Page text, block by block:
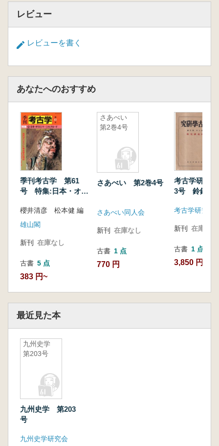
レビュー
レビューを書く
あなたへのおすすめ
季刊考古学 第61
号 特集:日本・オリ
ド
櫻井清彦 松本健 編
雄山閣
新刊 在庫なし
古書 5 点
383 円~
さあべい
第2巻4号
さあべい 第2巻4号
さあべい同人会
新刊 在庫なし
古書 1 点
770 円
考古学研究
3号 鈴鏡研
考古学研究会
新刊 在庫なし
古書 1 点
3,850 円
最近見た本
九州史学
第203号
九州史学 第203
号
九州史学研究会